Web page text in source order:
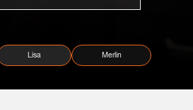
Lisa Merlin